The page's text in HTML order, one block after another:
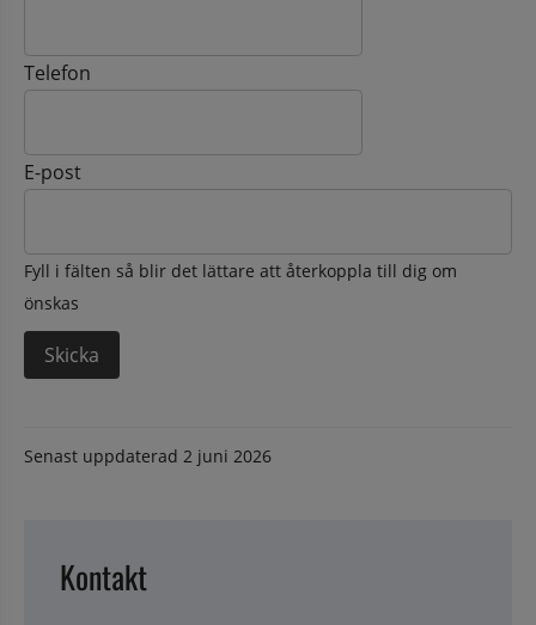
Telefon
E-post
Fyll i fälten så blir det lättare att återkoppla till dig om
önskas
Senast uppdaterad 2 juni 2026
Kontakt